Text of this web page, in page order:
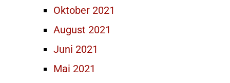
Oktober 2021
August 2021
Juni 2021
Mai 2021